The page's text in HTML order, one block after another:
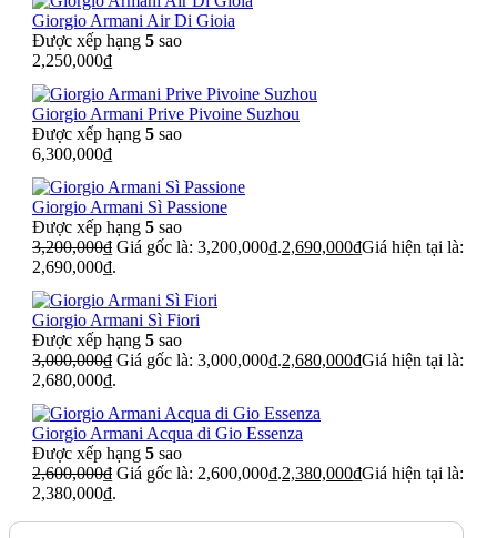
Giorgio Armani Air Di Gioia
Được xếp hạng 5 sao
2,250,000₫
Giorgio Armani Prive Pivoine Suzhou
Được xếp hạng 5 sao
6,300,000₫
Giorgio Armani Sì Passione
Được xếp hạng 5 sao
3,200,000₫ Giá gốc là: 3,200,000₫.2,690,000₫Giá hiện tại là:
2,690,000₫.
Giorgio Armani Sì Fiori
Được xếp hạng 5 sao
3,000,000₫ Giá gốc là: 3,000,000₫.2,680,000₫Giá hiện tại là:
2,680,000₫.
Giorgio Armani Acqua di Gio Essenza
Được xếp hạng 5 sao
2,600,000₫ Giá gốc là: 2,600,000₫.2,380,000₫Giá hiện tại là:
2,380,000₫.